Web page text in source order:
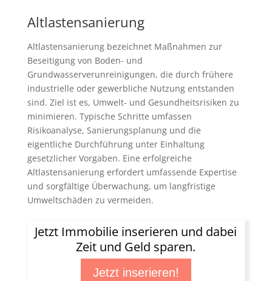
Altlastensanierung
Altlastensanierung bezeichnet Maßnahmen zur
Beseitigung von Boden- und
Grundwasserverunreinigungen, die durch frühere
industrielle oder gewerbliche Nutzung entstanden
sind. Ziel ist es, Umwelt- und Gesundheitsrisiken zu
minimieren. Typische Schritte umfassen
Risikoanalyse, Sanierungsplanung und die
eigentliche Durchführung unter Einhaltung
gesetzlicher Vorgaben. Eine erfolgreiche
Altlastensanierung erfordert umfassende Expertise
und sorgfältige Überwachung, um langfristige
Umweltschäden zu vermeiden.
Jetzt Immobilie inserieren und dabei
Zeit und Geld sparen.
Jetzt inserieren!